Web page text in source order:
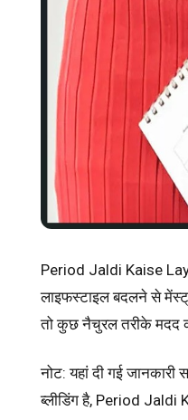
Period Jaldi Kaise
लाइफस्टाइल बदलने से
तो कुछ नैचुरल तरीके मदद
नोट: यहां दी गई जानकारी
ब्लीडिंग है, Period Jaldi